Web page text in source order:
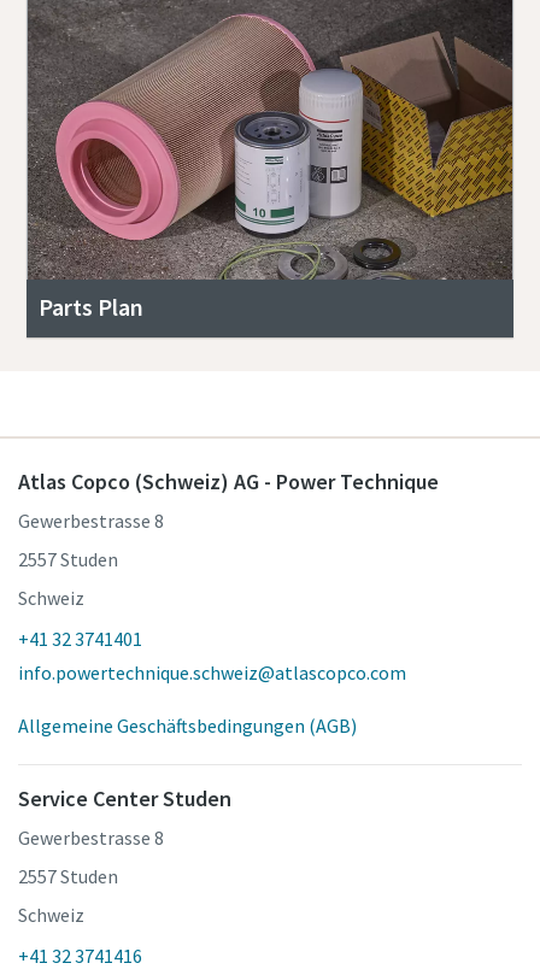
Parts Plan
Atlas Copco (Schweiz) AG - Power Technique
Gewerbestrasse 8
2557 Studen
Schweiz
+41 32 3741401
info.powertechnique.schweiz@atlascopco.com
Allgemeine Geschäftsbedingungen (AGB)
Service Center Studen
Gewerbestrasse 8
2557 Studen
Schweiz
+41 32 3741416